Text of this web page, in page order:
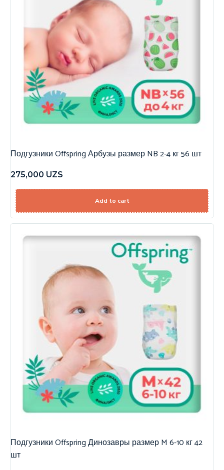
Подгузники Offspring Арбузы размер NB 2-4 кг 56 шт
275,000 UZS
Add to cart
Подгузники Offspring Динозавры размер M 6-10 кг 42
шт